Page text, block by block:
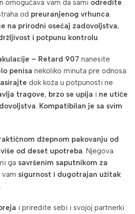
omogućava vam da sami odredite
od preuranjenog vrhunca.
na prirodni osećaj zadovoljstva,
i potpunu kontrolu.
– Retard 907 nanesite
penisa nekoliko minuta pre odnosa.
dok koža u potpunosti ne
tragove, brzo se upija i ne utiče
. Kompatibilan je sa svim
džepnom pakovanju od
više od deset upotreba. Njegova
ga savršenim saputnikom za
vam sigurnost i dugotrajan užitak
i priredite sebi i svojoj partnerki